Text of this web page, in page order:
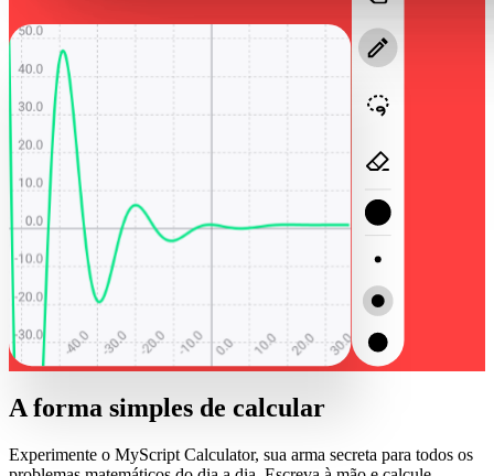
A forma simples de calcular
Experimente o MyScript Calculator, sua arma secreta para todos os